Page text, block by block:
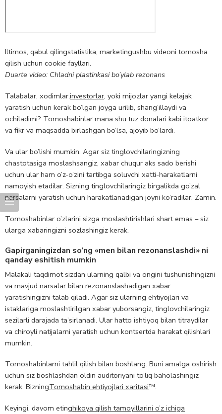
Iltimos, qabul qilingstatistika, marketingushbu videoni tomosha
qilish uchun cookie fayllari.
Duarte video: Chladni plastinkasi bo’ylab rezonans
Talabalar, xodimlar,investorlar, yoki mijozlar yangi kelajak
yaratish uchun kerak bo’lgan joyga urilib, shang’illaydi va
ochiladimi? Tomoshabinlar mana shu tuz donalari kabi itoatkor
va fikr va maqsadda birlashgan bo’lsa, ajoyib bo’lardi.
Va ular bo’lishi mumkin. Agar siz tinglovchilaringizning
chastotasiga moslashsangiz, xabar chuqur aks sado berishi
uchun ular ham o’z-o’zini tartibga soluvchi xatti-harakatlarni
namoyish etadilar. Sizning tinglovchilaringiz birgalikda go’zal
narsalarni yaratish uchun harakatlanadigan joyni ko’radilar. Zamin.
Tomoshabinlar o’zlarini sizga moslashtirishlari shart emas – siz
ularga xabaringizni sozlashingiz kerak.
Gapirganingizdan so’ng «men bilan rezonanslashdi» ni
qanday eshitish mumkin
Malakali taqdimot sizdan ularning qalbi va ongini tushunishingizni
va mavjud narsalar bilan rezonanslashadigan xabar
yaratishingizni talab qiladi. Agar siz ularning ehtiyojlari va
istaklariga moslashtirilgan xabar yuborsangiz, tinglovchilaringiz
sezilarli darajada ta’sirlanadi. Ular hatto ishtiyoq bilan titraydilar
va chiroyli natijalarni yaratish uchun kontsertda harakat qilishlari
mumkin.
Tomoshabinlarni tahlil qilish bilan boshlang. Buni amalga oshirish
uchun siz boshlashdan oldin auditoriyani to’liq baholashingiz
kerak. BizningTomoshabin ehtiyojlari xaritasi™.
Keyingi, davom etinghikoya qilish tamoyillarini o’z ichiga